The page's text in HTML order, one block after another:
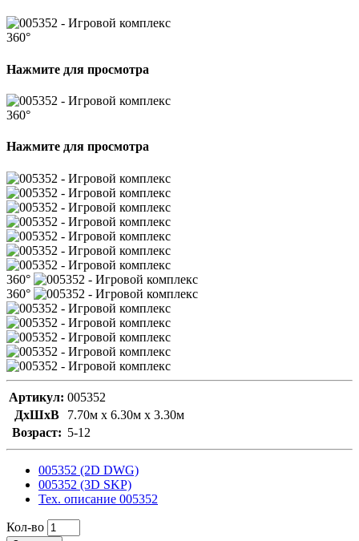
360°
Нажмите для просмотра
360°
Нажмите для просмотра
360°
360°
Артикул: 005352
ДxШxВ
7.70м x 6.30м x 3.30м
Возраст: 5-12
005352 (2D DWG)
005352 (3D SKP)
Тех. описание 005352
Кол-во